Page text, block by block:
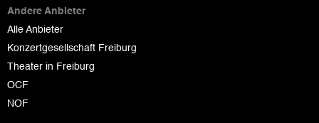
Andere Anbieter
Alle Anbieter
Konzertgesellschaft Freiburg
Theater in Freiburg
OCF
NOF